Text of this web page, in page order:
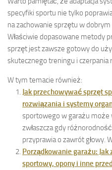
specyfiki sportu nie tylko
na zachowanie sprzętu w dobrym
Właściwie dopasowane metody
sprzęt jest zawsze gotowy do
skutecznego treningu i czerpania
W tym temacie również:
Jak przechowywać sprzęt
rozwiązania i systemy
sportowego w garażu może
zwłaszcza gdy
przyprawia o zawrót głowy.
Porządkowanie garażu:
sportowy, opony i inne